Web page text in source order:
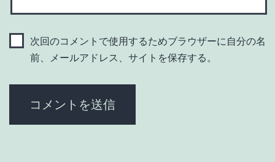
次回のコメントで使用するためブラウザーに自分の名
前、メールアドレス、サイトを保存する。